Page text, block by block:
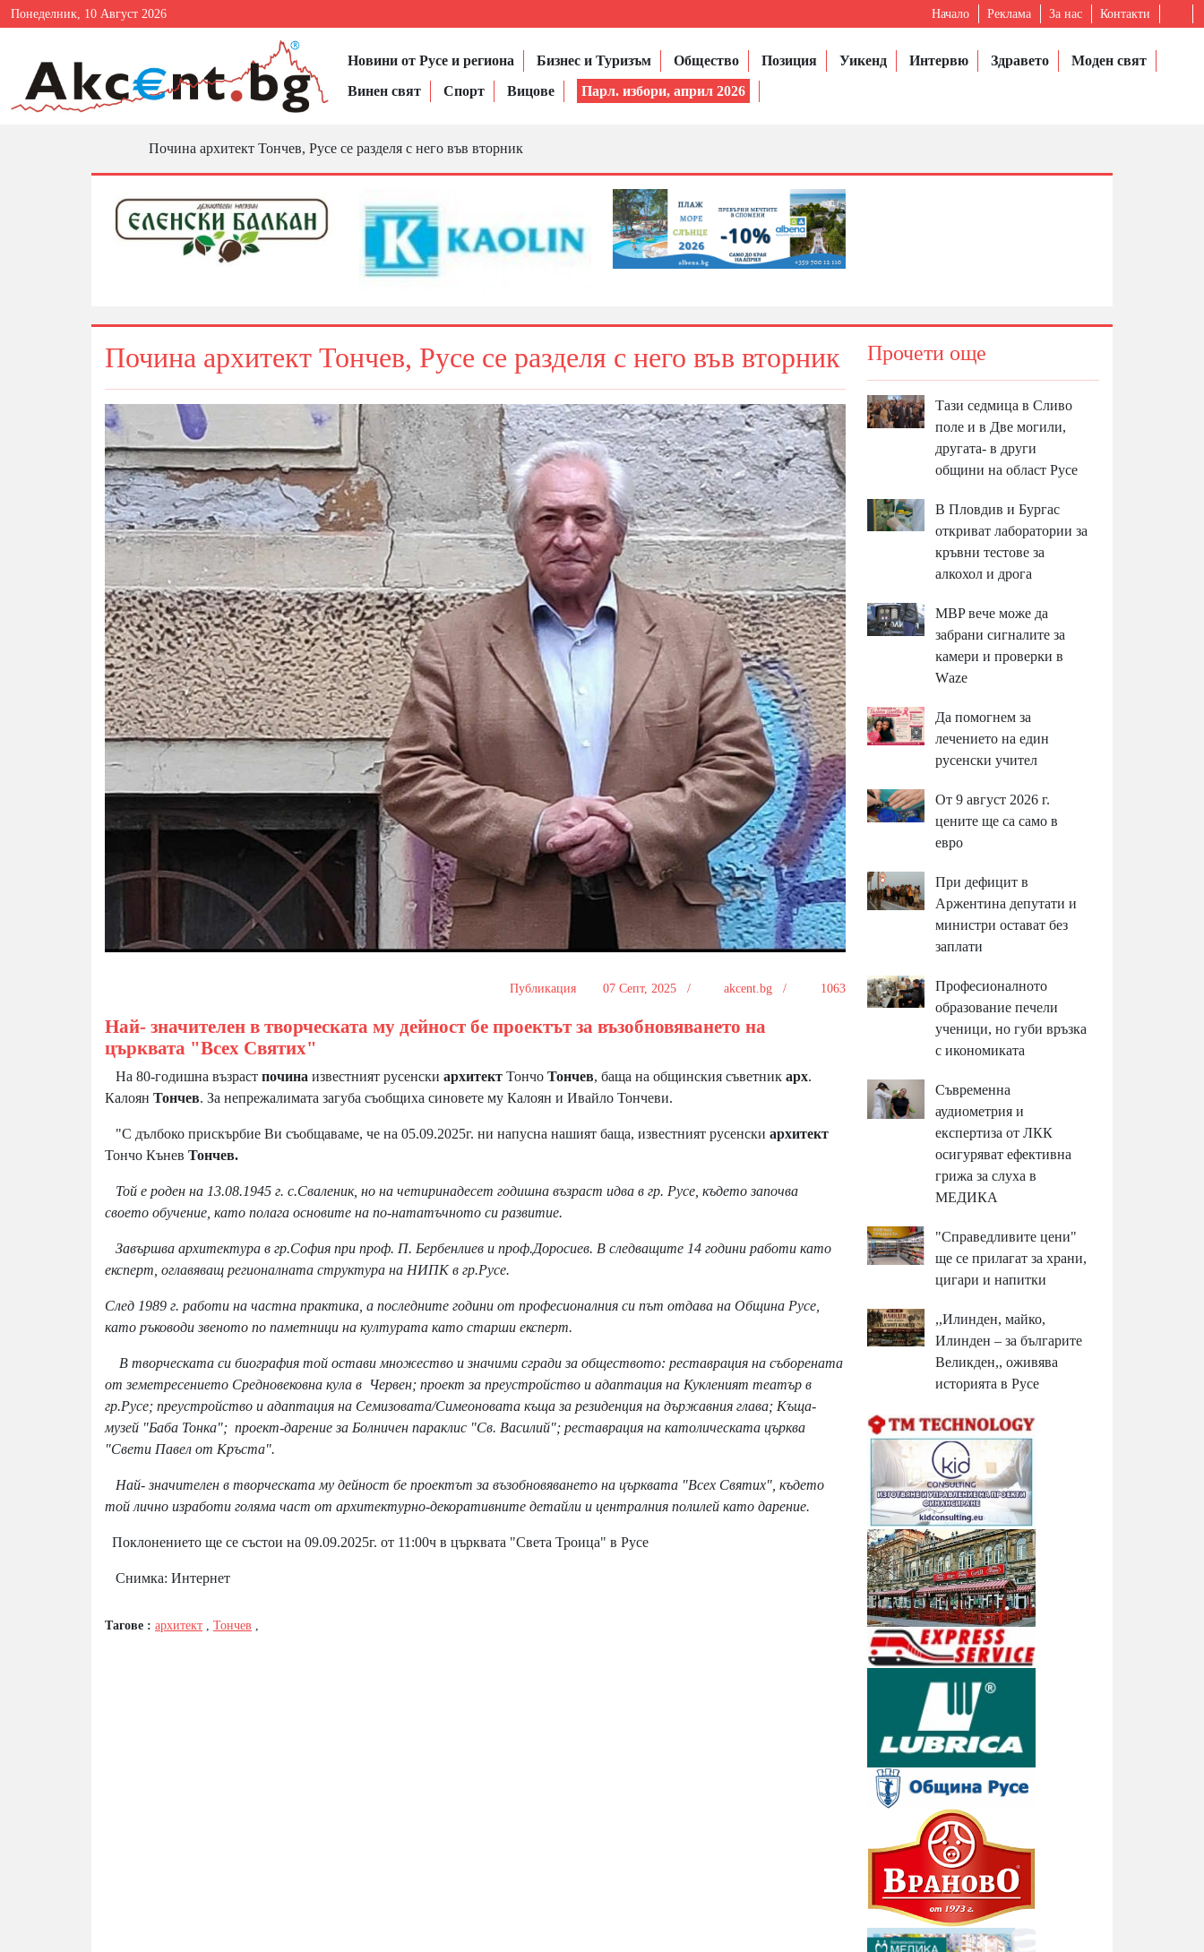
Понеделник, 10 Август 2026 Начало Реклама За нас Контакти
Новини от Русе и региона Бизнес и Туризъм Общество Позиция Уикенд Интервю Здравето
Моден свят
Винен свят
Спорт Вицове Парл. избори, април 2026
Почина архитект Тончев, Русе се разделя с него във вторник
Почина архитект Тончев, Русе се разделя с него във вторник
Публикация 07 Септ, 2025 / akcent.bg / 1063
Най- значителен в творческата му дейност бе проектът за възобновяването на
църквата "Всех Святих"
На 80-годишна възраст почина известният русенски архитект Тончо Тончев, баща на общинския съветник арх.
Калоян Тончев. За непрежалимата загуба съобщиха синовете му Калоян и Ивайло Тончеви.
"С дълбоко прискърбие Ви съобщаваме, че на 05.09.2025г. ни напусна нашият баща, известният русенски архитект
Тончо Кънев Тончев.
Той е роден на 13.08.1945 г. с.Сваленик, но на четиринадесет годишна възраст идва в гр. Русе, където започва
своето обучение, като полага основите на по-нататъчното си развитие.
Завършва архитектура в гр.София при проф. П. Бербенлиев и проф.Доросиев. В следващите 14 години работи като
експерт, оглавяващ регионалната структура на НИПК в гр.Русе.
След 1989 г. работи на частна практика, а последните години от професионалния си път отдава на Община Русе,
като ръководи звеното по паметници на културата като старши експерт.
В творческата си биография той остави множество и значими сгради за обществото: реставрация на съборената
от земетресението Средновековна кула в Червен; проект за преустройство и адаптация на Кукленият театър в
гр.Русе; преустройство и адаптация на Семизовата/Симеоновата къща за резиденция на държавния глава; Къща-
музей "Баба Тонка"; проект-дарение за Болничен параклис "Св. Василий"; реставрация на католическата църква
"Свети Павел от Кръста".
Най- значителен в творческата му дейност бе проектът за възобновяването на църквата "Всех Святих", където
той лично изработи голяма част от архитектурно-декоративните детайли и централния полилей като дарение.
Поклонението ще се състои на 09.09.2025г. от 11:00ч в църквата "Света Троица" в Русе
Снимка: Интернет
Тагове : архитект , Тончев ,
Прочети още
Тази седмица в Сливо
поле и в Две могили,
другата- в други
общини на област Русе
В Пловдив и Бургас
откриват лаборатории за
кръвни тестове за
алкохол и дрога
MBP вeчe мoжe дa
зaбpaни cигнaлитe зa
ĸaмepи и пpoвepĸи в
Wаzе
Да помогнем за
лечението на един
русенски учител
От 9 август 2026 г.
цените ще са само в
евро
При дефицит в
Аржентина депутати и
министри остават без
заплати
Професионалното
образование печели
ученици, но губи връзка
с икономиката
Съвременна
аудиометрия и
експертиза от ЛКК
осигуряват ефективна
грижа за слуха в
МЕДИКА
"Справедливите цени"
ще се прилагат за храни,
цигари и напитки
,,Илинден, майко,
Илинден – за българите
Великден,, оживява
историята в Русе